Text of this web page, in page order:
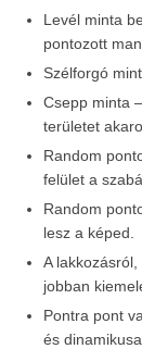
Levél minta
pontozott
Szélforgó
Csepp minta
területet
Random
felület a
Random
lesz a képed.
A
jobban
Pontra pont
és